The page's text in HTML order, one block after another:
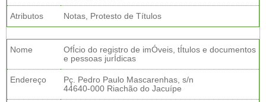
Atributos Notas, Protesto de Títulos
Nome
OfÍcio do registro de imÓveis, tÍtulos e documentos
e pessoas jurÍdicas
Endereço
Pç. Pedro Paulo Mascarenhas, s/n
44640-000 Riachão do Jacuípe